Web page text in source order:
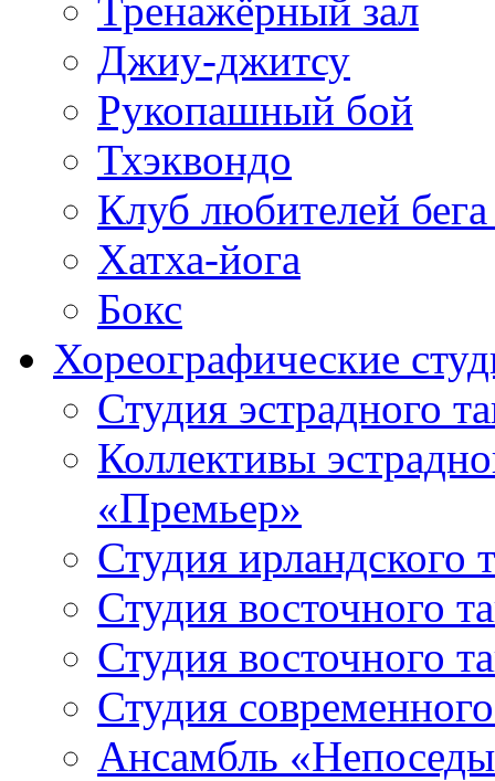
Тренажёрный зал
Джиу-джитсу
Рукопашный бой
Тхэквондо
Клуб любителей
Хатха-йога
Бокс
Хореографические
Студия эстрадного
Коллективы
«Премьер»
Студия ирландского
Студия восточного
Студия восточного
Студия
Ансамбль